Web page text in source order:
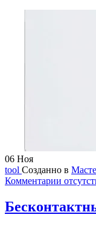
06 Ноя
tool Созданно в
Комментарии